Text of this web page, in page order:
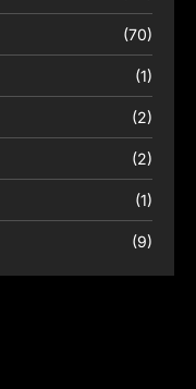
(70)
(1)
(2)
(2)
(1)
(9)